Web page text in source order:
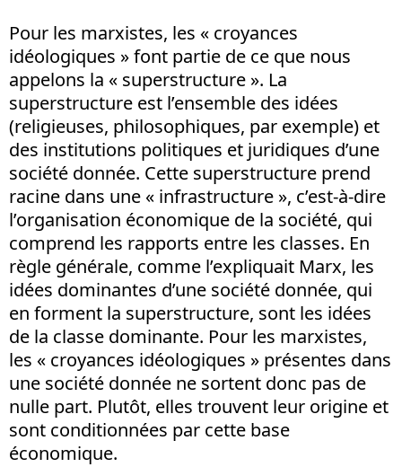
Pour les marxistes, les « croyances
idéologiques » font partie de ce que nous
appelons la « superstructure ». La
superstructure est l’ensemble des idées
(religieuses, philosophiques, par exemple) et
des institutions politiques et juridiques d’une
société donnée. Cette superstructure prend
racine dans une « infrastructure », c’est-à-dire
l’organisation économique de la société, qui
comprend les rapports entre les classes. En
règle générale, comme l’expliquait Marx, les
idées dominantes d’une société donnée, qui
en forment la superstructure, sont les idées
de la classe dominante. Pour les marxistes,
les « croyances idéologiques » présentes dans
une société donnée ne sortent donc pas de
nulle part. Plutôt, elles trouvent leur origine et
sont conditionnées par cette base
économique.